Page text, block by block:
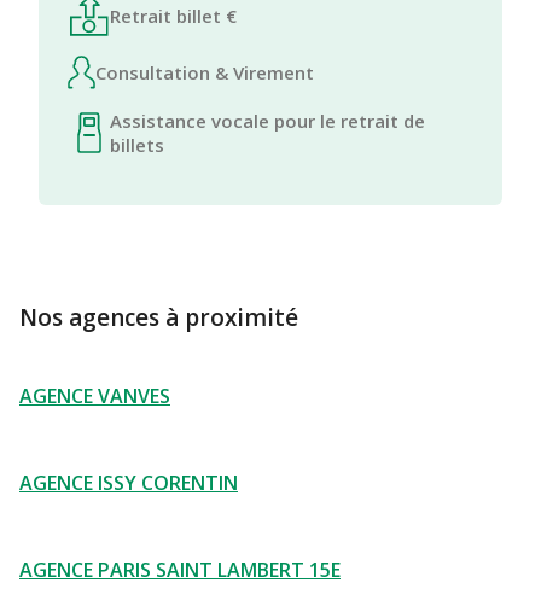
Retrait billet €
Consultation & Virement
Assistance vocale pour le retrait de
billets
Nos agences à proximité
AGENCE VANVES
AGENCE ISSY CORENTIN
AGENCE PARIS SAINT LAMBERT 15E